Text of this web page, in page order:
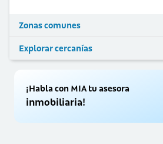
Zonas comunes
Explorar cercanías
¡Habla con MIA tu asesora
inmobiliaria!